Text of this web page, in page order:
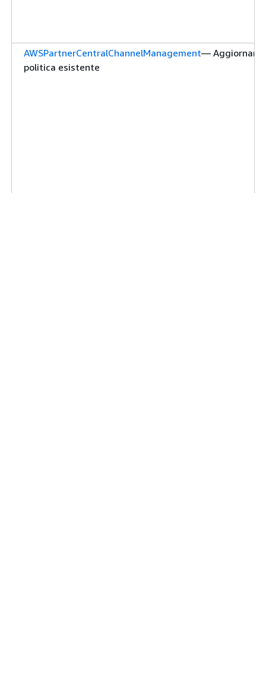
AWSPartnerCentralChannelManagement—
politica esistente